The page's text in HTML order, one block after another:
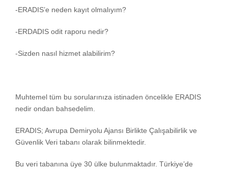
-ERADIS’e neden kayıt olmalıyım?
-ERDADIS odit raporu nedir?
-Sizden nasıl hizmet alabilirim?
Muhtemel tüm bu sorularınıza istinaden öncelikle ERADIS
nedir ondan bahsedelim.
ERADIS; Avrupa Demiryolu Ajansı Birlikte Çalışabilirlik ve
Güvenlik Veri tabanı olarak bilinmektedir.
Bu veri tabanına üye 30 ülke bulunmaktadır. Türkiye’de